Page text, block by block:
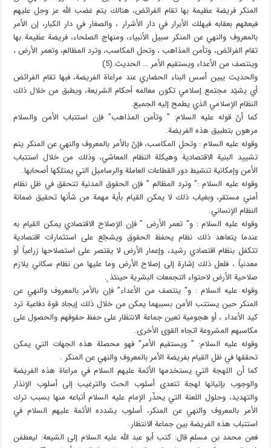
المنكر فريضة عظيمة بها تقام الفرائض، هنالك يتم غضب الله عز وجل عليهم
فيعمّهم بعقابه فيهلك الأبرار في دار الأشرار ، والصغار في دار الكبار، إن الأمر
بالمعروف والنهي عن المنكر سبيل الأنبياء، ومنهاج الصلحاء، فريضة عظيمة بها
تقام الفرائض، وتأمن المذاهب ، وتحل المكاسب، وترد المظالم، وتعمر الأرض ،
وينتصف من الأعداء ويستقيم الأمر … الحديث.(5)
والحديث يبين أسس البناء الحضاري عند مراعاة الفريضة، فبها تقام الفرائض
أي يشيّد مجتمع إسلامي تكون معالمه أحكام الشريعة، ويطبق من خلال ذلك
النظام الإسلامي الذي يطمح إليه الجميع.
كما أنّ قوله عليه السلام: ” وتأمن المذاهب” فإن استتباب الأمن والسلام
مرهون بتطبيق هذه الفريضة.
وقوله عليه السلام : وتحل المكاسب، فإنّ بالأمر بالمعروف والنهي عن المنكر يتم
تشييد البنية الاقتصادية وهيكلة النظام المعاشي، وذلك من خلال استتباب
الأمن وإمكانية تنشيط دور القطاعات العاملة والرساميل التي يمتلكها أصحابها.
وقوله عليه السلام :” وترد المظالم ” فإن الحقوق المدنية تتحقق في ظل نظام
أمني مستقر، وبغياب ذلك لا يمكن القيام بأية مهمة من شأنها تحقيق ضمانة
النظام الإنساني.
وقوله عليه السلام : و” تعمر الأرض ” فإن الإصلاح الاقتصادي يمكن القيام به
عندما يتعاهد ذلك نظام يحفظ الحقوق ويشجّع على استثمارات اقتصادية
تتكفل بنظام اقتصادي رشيد، وإعمار الأرض لا يقتصر على استصلاحها زراعياً أو
معدنياً ، فلعل ذلك إشارة إلى إصلاح الأرض وما عليها من نظام سكاني يلازم
صلاحية الأرض لاحتواء التجمعات البشرية حينئذ ٍ.
وقوله عليه السلام : و” ينتصف من الأعداء” فإن بالأمر بالمعروف والنهي عن
المنكر حين يستتب الأمن بسببهما يمكن من خلال ذلك إيجاد قوة دفاعية ترد
كيد الأعداء ، أو هجومية تعين جماعة الانتظار على حفظ حقوقهم والحصول على
مكاسبهم المشروعة اتجاه القوى الأخرى.
وقوله عليه السلام: ” ويستقيم الأمر” فهو محصلة هذه الجهات التي يمكن
تحققها في ظل القيام بفريضة الأمر بالمعروف والنهي عن المنكر .
كما أن اللهجة التي يستخدمها الأئمة عليهم السلام في مراعاة هذه الفريضة
والوجوب بإتيانها لهجة تتعدى أسلوب الحث والترغيب إلى أسلوب الإنذار
والتهديد، وحلول اللعنة التي يحذّر الإمام عليه السلام أتباعه منها بسبب ترك
الأمر بالمعروف والنهي عن المنكر، أسلوب يشدده الأئمة عليهم السلام في
استتباب هذه الفريضة بين جماعة الانتظار.
فعن محمد بن مسلم قال: كتب أبو عبد الله عليه السلام إلى الشيعة: ليعطفن